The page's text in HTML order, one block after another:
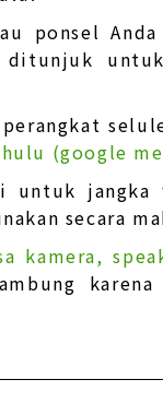
ponsel
ditunjuk
(google
untuk jangka
secara
kamera,
karena